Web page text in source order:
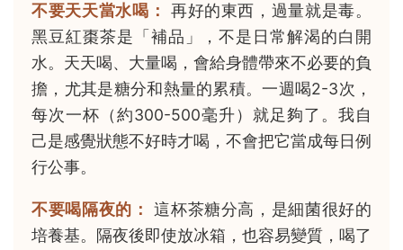
不要天天當水喝：
再好的東西，過量就是毒。
黑豆紅棗茶是「補品」，不是日常解渴的白開
水。天天喝、大量喝，會給身體帶來不必要的負
擔，尤其是糖分和熱量的累積。一週喝2-3次，
每次一杯（約300-500毫升）就足夠了。我自
己是感覺狀態不好時才喝，不會把它當成每日例
行公事。
不要喝隔夜的：
這杯茶糖分高，是細菌很好的
培養基。隔夜後即使放冰箱，也容易變質，喝了